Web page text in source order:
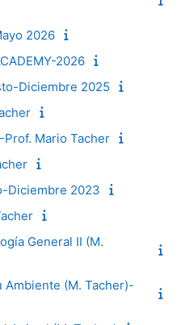
2026
2026
Diciembre 2025
Prof. Mario Tacher
Diciembre 2023
General II (M.
Ambiente (M. Tacher)-